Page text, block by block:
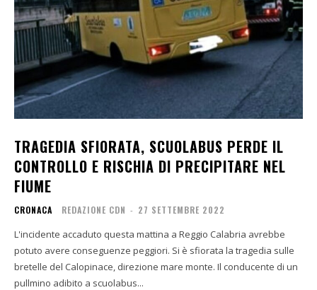
TRAGEDIA SFIORATA, SCUOLABUS PERDE IL
CONTROLLO E RISCHIA DI PRECIPITARE NEL
FIUME
CRONACA REDAZIONE CDN - 27 SETTEMBRE 2022
L'incidente accaduto questa mattina a Reggio Calabria avrebbe
potuto avere conseguenze peggiori. Si è sfiorata la tragedia sulle
bretelle del Calopinace, direzione mare monte. Il conducente di un
pullmino adibito a scuolabus...